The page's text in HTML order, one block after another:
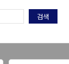
검색